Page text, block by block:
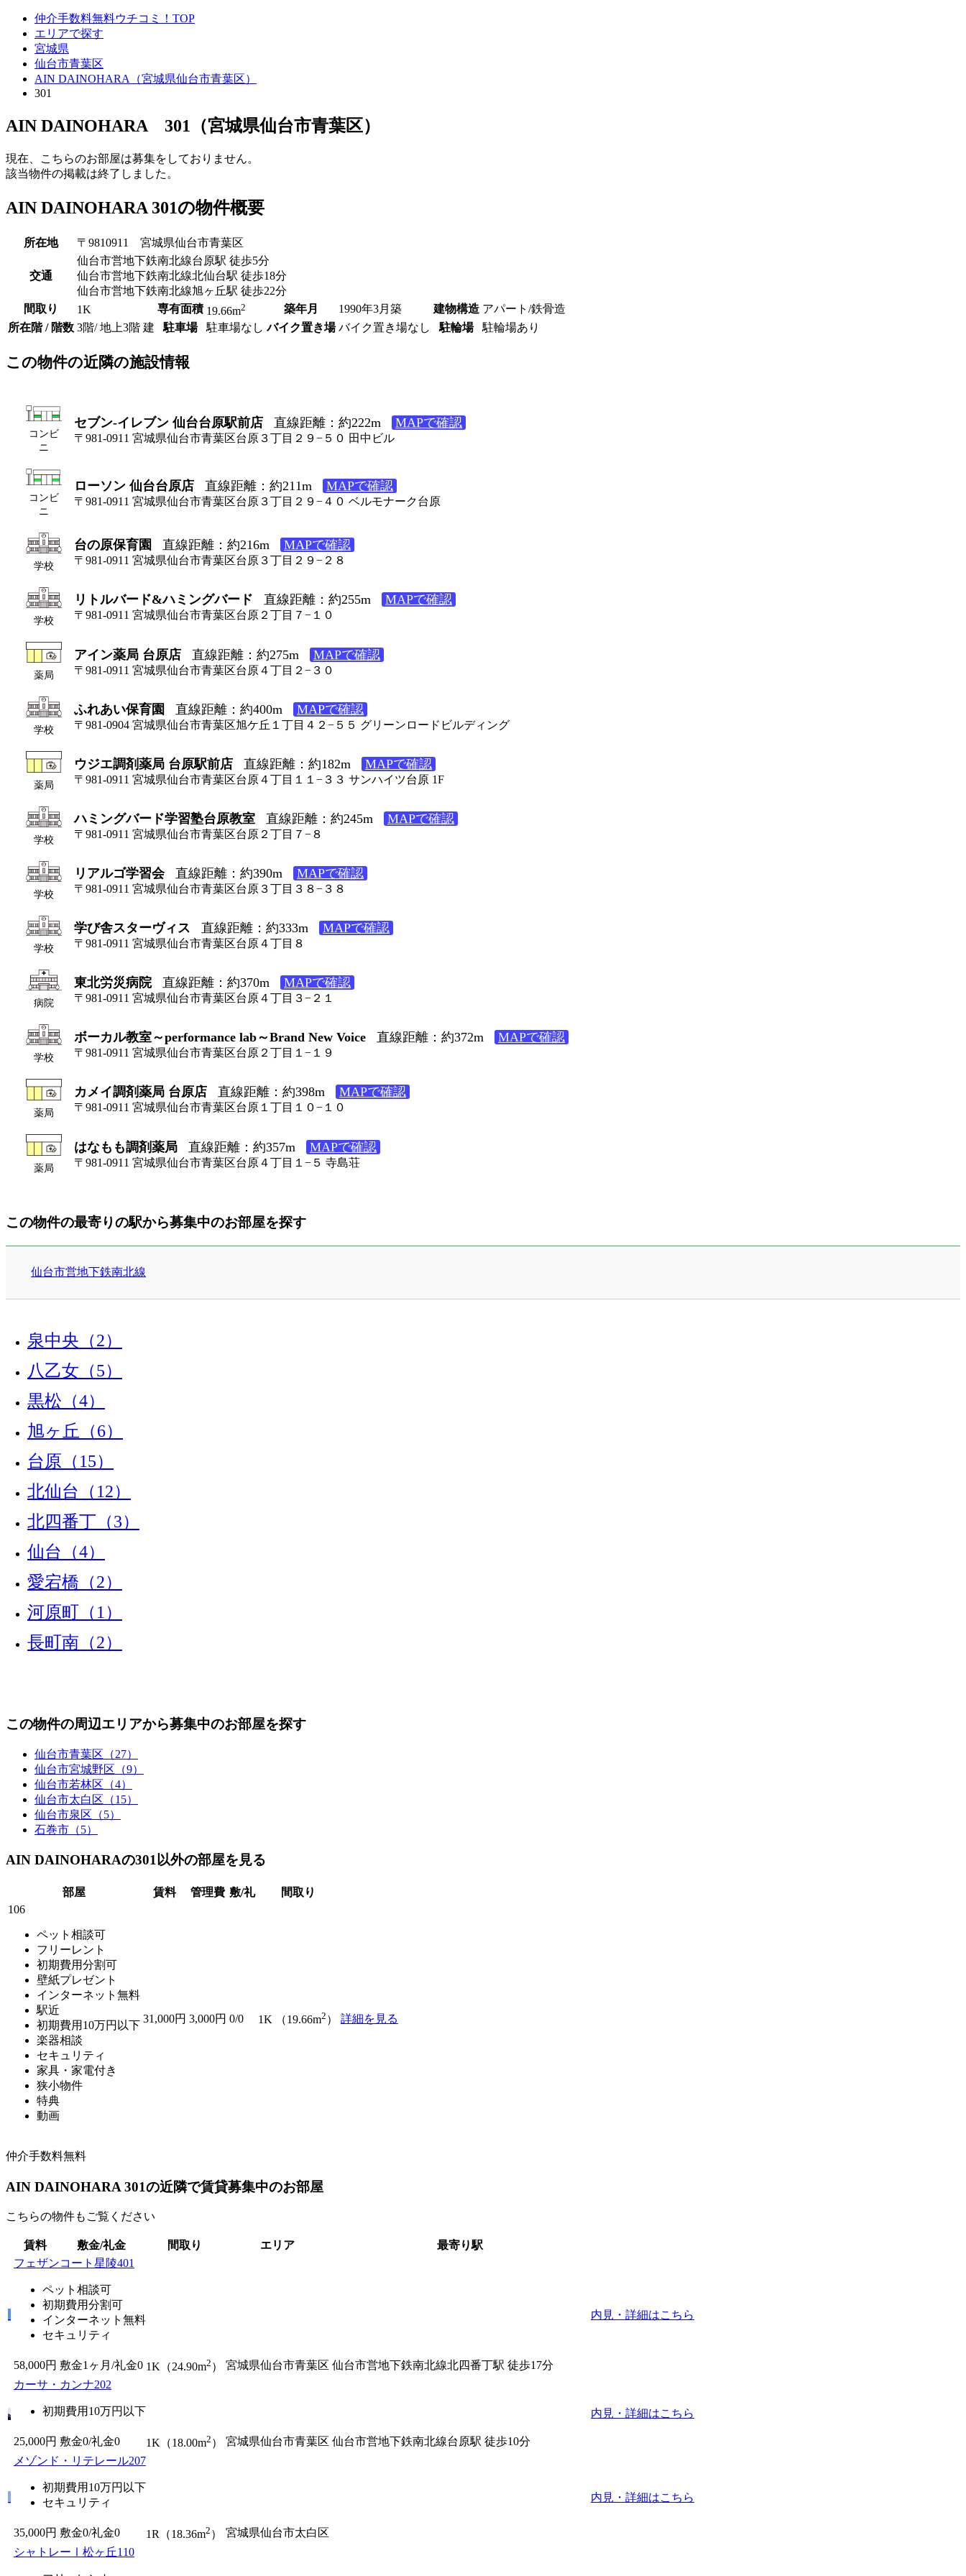
仲介手数料無料ウチコミ！TOP
エリアで探す
宮城県
仙台市青葉区
AIN DAINOHARA（宮城県仙台市青葉区）
301
AIN DAINOHARA 301（宮城県仙台市青葉区）
現在、こちらのお部屋は募集をしておりません。
該当物件の掲載は終了しました。
AIN DAINOHARA 301の物件概要
所在地 〒9810911 宮城県仙台市青葉区
交通
仙台市営地下鉄南北線台原駅 徒歩5分
仙台市営地下鉄南北線北仙台駅 徒歩18分
仙台市営地下鉄南北線旭ヶ丘駅 徒歩22分
間取り
1K 専有面積 19.66m2 築年月 1990年3月築 建物構造 アパート/鉄骨造
所在階 / 階数 3階/ 地上3階 建 駐車場 駐車場なし バイク置き場 バイク置き場なし 駐輪場 駐輪場あり
この物件の近隣の施設情報
コンビ
ニ
セブン-イレブン 仙台台原駅前店 直線距離：約222m MAPで確認
〒981-0911 宮城県仙台市青葉区台原３丁目２９−５０ 田中ビル
コンビ
ニ
ローソン 仙台台原店 直線距離：約211m MAPで確認
〒981-0911 宮城県仙台市青葉区台原３丁目２９−４０ ベルモナーク台原
学校
台の原保育園 直線距離：約216m MAPで確認
〒981-0911 宮城県仙台市青葉区台原３丁目２９−２８
学校
リトルバード&ハミングバード 直線距離：約255m MAPで確認
〒981-0911 宮城県仙台市青葉区台原２丁目７−１０
薬局
アイン薬局 台原店 直線距離：約275m MAPで確認
〒981-0911 宮城県仙台市青葉区台原４丁目２−３０
学校
ふれあい保育園 直線距離：約400m MAPで確認
〒981-0904 宮城県仙台市青葉区旭ケ丘１丁目４２−５５ グリーンロードビルディング
薬局
ウジエ調剤薬局 台原駅前店 直線距離：約182m MAPで確認
〒981-0911 宮城県仙台市青葉区台原４丁目１１−３３ サンハイツ台原 1F
学校
ハミングバード学習塾台原教室 直線距離：約245m MAPで確認
〒981-0911 宮城県仙台市青葉区台原２丁目７−８
学校
リアルゴ学習会 直線距離：約390m MAPで確認
〒981-0911 宮城県仙台市青葉区台原３丁目３８−３８
学校
学び舎スターヴィス 直線距離：約333m MAPで確認
〒981-0911 宮城県仙台市青葉区台原４丁目８
病院
東北労災病院 直線距離：約370m MAPで確認
〒981-0911 宮城県仙台市青葉区台原４丁目３−２１
学校
ボーカル教室～performance lab～Brand New Voice 直線距離：約372m MAPで確認
〒981-0911 宮城県仙台市青葉区台原２丁目１−１９
薬局
カメイ調剤薬局 台原店 直線距離：約398m MAPで確認
〒981-0911 宮城県仙台市青葉区台原１丁目１０−１０
薬局
はなもも調剤薬局 直線距離：約357m MAPで確認
〒981-0911 宮城県仙台市青葉区台原４丁目１−５ 寺島荘
この物件の最寄りの駅から募集中のお部屋を探す
仙台市営地下鉄南北線
泉中央（2）
八乙女（5）
黒松（4）
旭ヶ丘（6）
台原（15）
北仙台（12）
北四番丁（3）
仙台（4）
愛宕橋（2）
河原町（1）
長町南（2）
この物件の周辺エリアから募集中のお部屋を探す
仙台市青葉区（27）
仙台市宮城野区（9）
仙台市若林区（4）
仙台市太白区（15）
仙台市泉区（5）
石巻市（5）
AIN DAINOHARAの301以外の部屋を見る
部屋 賃料 管理費 敷/礼
間取り
106
ペット相談可
フリーレント
初期費用分割可
壁紙プレゼント
インターネット無料
駅近
初期費用10万円以下
楽器相談
セキュリティ
家具・家電付き
狭小物件
特典
動画
31,000円 3,000円 0/0 1K （19.66m2 ） 詳細を見る
仲介手数料無料
AIN DAINOHARA 301の近隣で賃貸募集中のお部屋
こちらの物件もご覧ください
賃料 敷金/礼金 間取り エリア
最寄り駅
フェザンコート星陵401
ペット相談可
初期費用分割可
インターネット無料
セキュリティ
内見・詳細はこちら
58,000円 敷金1ヶ月/礼金0 1K（24.90m2 ） 宮城県仙台市青葉区 仙台市営地下鉄南北線北四番丁駅 徒歩17分
カーサ・カンナ202
初期費用10万円以下 内見・詳細はこちら
25,000円 敷金0/礼金0 1K（18.00m2 ） 宮城県仙台市青葉区 仙台市営地下鉄南北線台原駅 徒歩10分
メゾンド・リテレール207
初期費用10万円以下
セキュリティ
内見・詳細はこちら
35,000円 敷金0/礼金0 1R（18.36m2 ）
宮城県仙台市太白区
シャトレーⅠ松ヶ丘110